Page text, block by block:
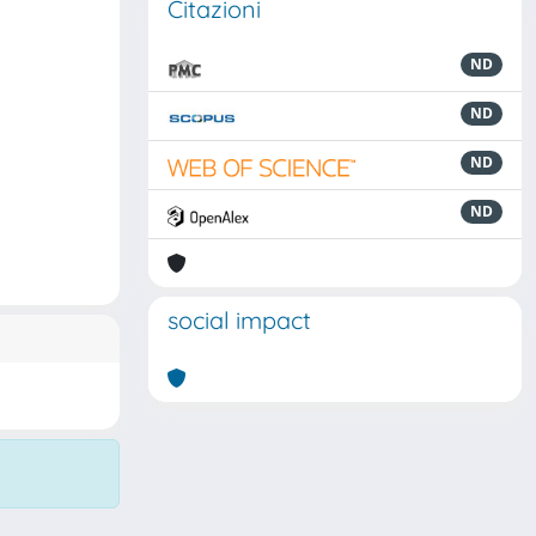
Citazioni
ND
ND
ND
ND
social impact